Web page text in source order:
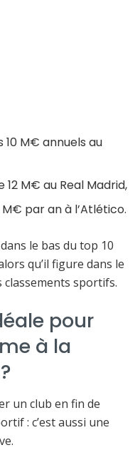
M€ annuels au
M€ au Real Madrid,
par an à l’Atlético.
le bas du top 10
qu’il figure dans le
sportifs.
pour
à la
un club en fin de
: c’est aussi une